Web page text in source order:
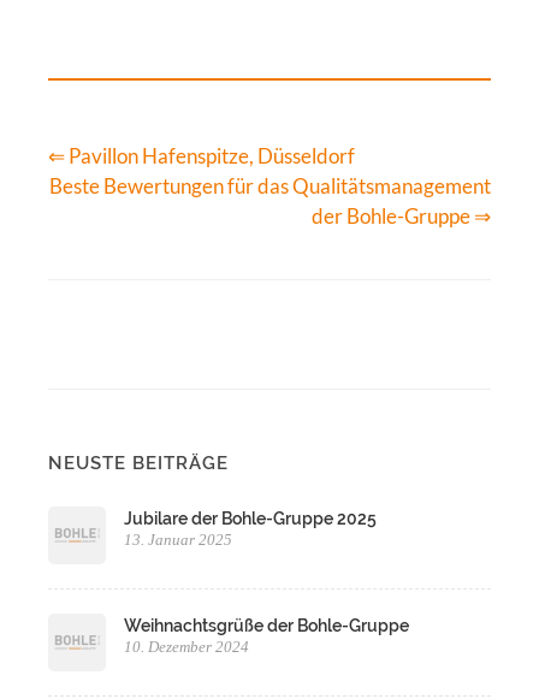
⇐ Pavillon Hafenspitze, Düsseldorf
Beste Bewertungen für das Qualitätsmanagement
der Bohle-Gruppe ⇒
NEUSTE BEITRÄGE
Jubilare der Bohle-Gruppe 2025
13. Januar 2025
Weihnachtsgrüße der Bohle-Gruppe
10. Dezember 2024